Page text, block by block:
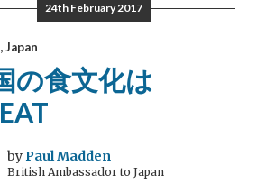
24th February 2017
Japan
の食文化は
byPaul Madden
British Ambassador to Japan